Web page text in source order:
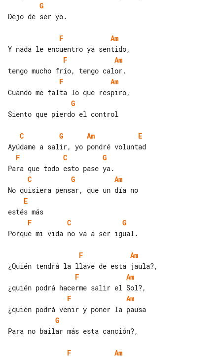
G
Dejo de ser yo.
F
Am
F
Am
F
Am
G
Siento que pierdo el control
C G Am
E
F
C
G
C
G
Am
E
F
C
G
Porque mi vida no va a ser igual.
F
Am
F
Am
F
Am
G
Para no bailar más esta canción?,
F
Am